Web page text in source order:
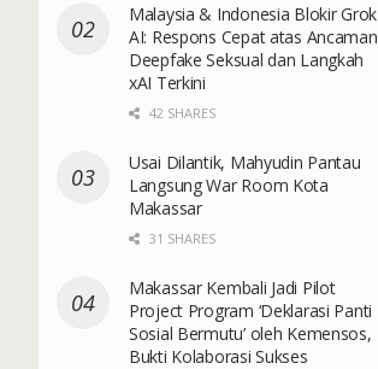
Malaysia & Indonesia Blokir Grok
AI: Respons Cepat atas Ancaman
Deepfake Seksual dan Langkah
xAI Terkini
42 SHARES
Usai Dilantik, Mahyudin Pantau
Langsung War Room Kota
Makassar
31 SHARES
Makassar Kembali Jadi Pilot
Project Program ‘Deklarasi Panti
Sosial Bermutu’ oleh Kemensos,
Bukti Kolaborasi Sukses